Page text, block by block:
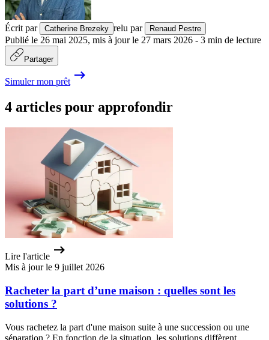
Écrit par Catherine Brezeky relu par Renaud Pestre
Publié le 26 mai 2025, mis à jour le 27 mars 2026 - 3 min de lecture
Partager
Simuler mon prêt
4 articles pour approfondir
Lire l'article
Mis à jour le 9 juillet 2026
Racheter la part d’une maison : quelles sont les
solutions ?
Vous rachetez la part d'une maison suite à une succession ou une
séparation ? En fonction de la situation, les solutions diffèrent.